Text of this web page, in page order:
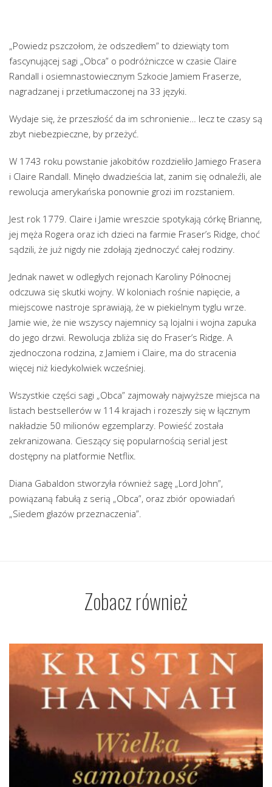
„Powiedz pszczołom, że odszedłem” to dziewiąty tom
fascynującej sagi „Obca” o podróżniczce w czasie Claire
Randall i osiemnastowiecznym Szkocie Jamiem Fraserze,
nagradzanej i przetłumaczonej na 33 języki.
Wydaje się, że przeszłość da im schronienie… lecz te czasy są
zbyt niebezpieczne, by przeżyć.
W 1743 roku powstanie jakobitów rozdzieliło Jamiego Frasera
i Claire Randall. Minęło dwadzieścia lat, zanim się odnaleźli, ale
rewolucja amerykańska ponownie grozi im rozstaniem.
Jest rok 1779. Claire i Jamie wreszcie spotykają córkę Briannę,
jej męża Rogera oraz ich dzieci na farmie Fraser’s Ridge, choć
sądzili, że już nigdy nie zdołają zjednoczyć całej rodziny.
Jednak nawet w odległych rejonach Karoliny Północnej
odczuwa się skutki wojny. W koloniach rośnie napięcie, a
miejscowe nastroje sprawiają, że w piekielnym tyglu wrze.
Jamie wie, że nie wszyscy najemnicy są lojalni i wojna zapuka
do jego drzwi. Rewolucja zbliża się do Fraser’s Ridge. A
zjednoczona rodzina, z Jamiem i Claire, ma do stracenia
więcej niż kiedykolwiek wcześniej.
Wszystkie części sagi „Obca” zajmowały najwyższe miejsca na
listach bestsellerów w 114 krajach i rozeszły się w łącznym
nakładzie 50 milionów egzemplarzy. Powieść została
zekranizowana. Cieszący się popularnością serial jest
dostępny na platformie Netflix.
Diana Gabaldon stworzyła również sagę „Lord John”,
powiązaną fabułą z serią „Obca”, oraz zbiór opowiadań
„Siedem głazów przeznaczenia”.
Zobacz również